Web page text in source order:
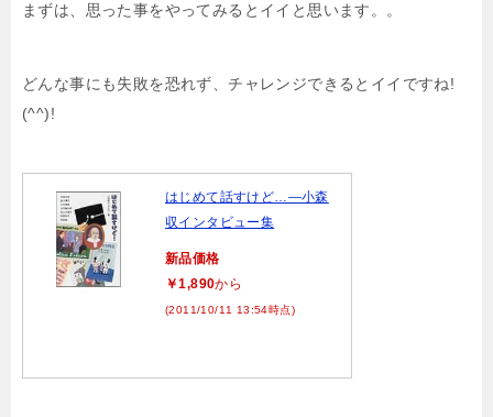
まずは、思った事をやってみるとイイと思います。。
どんな事にも失敗を恐れず、チャレンジできるとイイですね!
(^^)!
はじめて話すけど…―小森
収インタビュー集
新品価格
￥1,890から
(2011/10/11 13:54時点)